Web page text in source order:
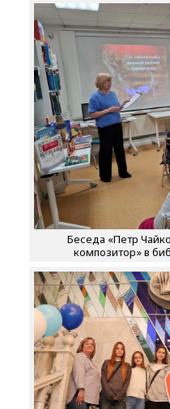
Беседа «Петр
композитор» в